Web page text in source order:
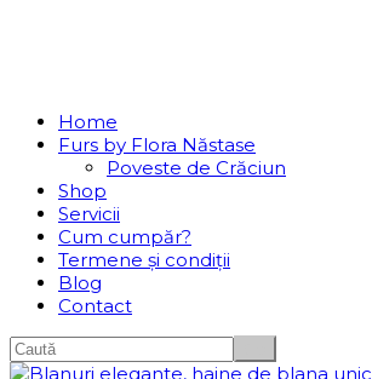
Home
Furs by Flora Năstase
Poveste de Crăciun
Shop
Servicii
Cum cumpăr?
Termene și condiții
Blog
Contact